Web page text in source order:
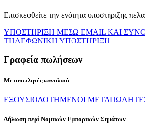
Επισκεφθείτε την ενότητα υποστήριξης
ΥΠΟΣΤΗΡΙΞΗ ΜΕΣΩ EMAIL ΚΑΙ
ΤΗΛΕΦΩΝΙΚΗ ΥΠΟΣΤΗΡΙΞΗ
Γραφεία πωλήσεων
Μεταπωλητές καναλιού
ΕΞΟΥΣΙΟΔΟΤΗΜΕΝΟΙ
Δήλωση περί Νομικών Εμπορικών Σημάτων